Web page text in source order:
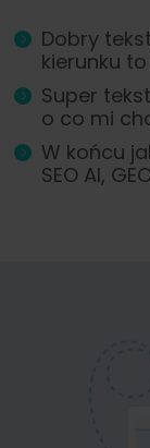
Dobry
kierunku
Super
o co mi
W końcu
SEO AI,